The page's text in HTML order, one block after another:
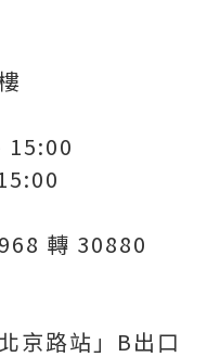
15:00
轉 30880
京路站」B出口